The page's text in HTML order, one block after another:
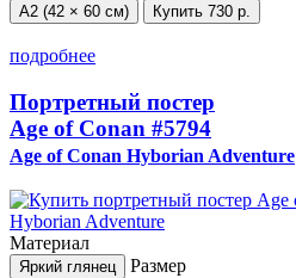
А2 (42 × 60 см) Купить 730 р.
подробнее
Портретный постер
Age of Conan #5794
Age of Conan Hyborian Adventure
Материал
Яркий глянец Размер